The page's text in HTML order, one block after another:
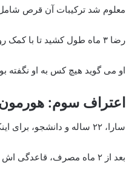
معلوم شد ترکیبات آن قرص شامل
رضا ۳ ماه طول کشید تا با کمک روان پزشک، از این وابستگی خلاص شود.
او می گوید هیچ کس به او نگفته
اعتراف سوم: هورمون
سارا، ۲۲ ساله و دانشجو، برای اینکه اندام لاغرش را چاق کند، سراغ
بعد از ۲ ماه مصرف، قاعدگی اش نامنظم شد و جوش های شدید روی صورتش ظاهر شد.